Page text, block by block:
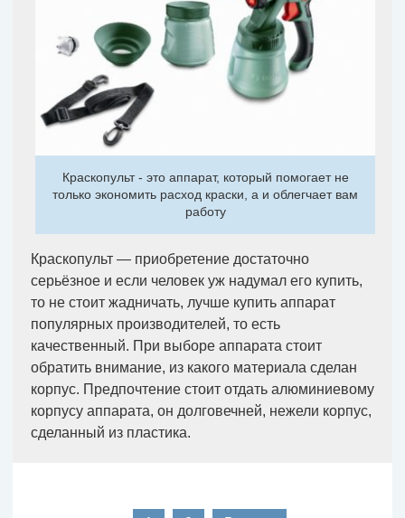
Краскопульт - это аппарат, который помогает не
только экономить расход краски, а и облегчает вам
работу
Краскопульт — приобретение достаточно
серьёзное и если человек уж надумал его купить,
то не стоит жадничать, лучше купить аппарат
популярных производителей, то есть
качественный. При выборе аппарата стоит
обратить внимание, из какого материала сделан
корпус. Предпочтение стоит отдать алюминиевому
корпусу аппарата, он долговечней, нежели корпус,
сделанный из пластика.